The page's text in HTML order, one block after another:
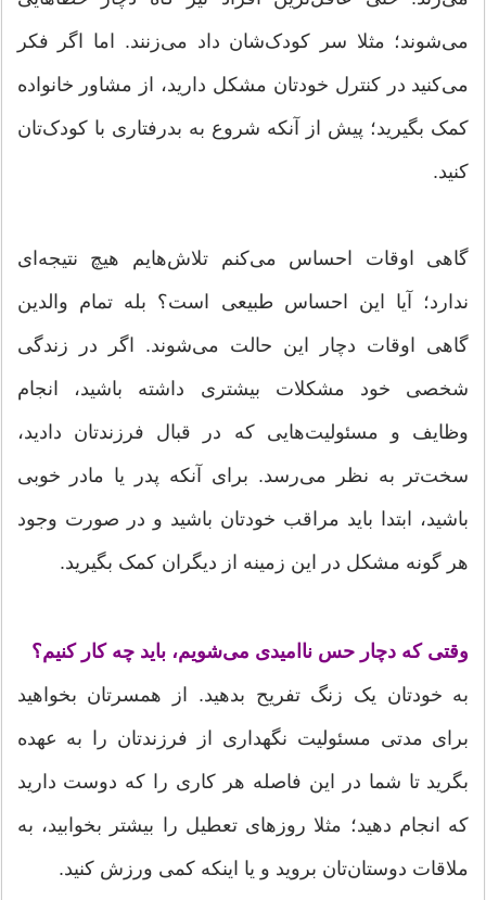
می‌شوند؛ مثلا سر کودک‌شان داد می‌زنند. اما اگر فکر
می‌کنید در کنترل خودتان مشکل دارید، از مشاور خانواده
کمک بگیرید؛ پیش از آنکه شروع به بدرفتاری با کودک‌تان
کنید.
گاهی اوقات احساس می‌کنم تلاش‌هایم هیچ نتیجه‌ای
ندارد؛ آیا این احساس طبیعی است؟ بله تمام والدین
گاهی اوقات دچار این حالت می‌شوند. اگر در زندگی
شخصی خود مشکلات بیشتری داشته باشید، انجام
وظایف و مسئولیت‌هایی که در قبال فرزندتان دادید،
سخت‌تر به نظر می‌رسد. برای آنکه پدر یا مادر خوبی
باشید، ابتدا باید مراقب خودتان باشید و در صورت وجود
هر گونه مشکل در این زمینه از دیگران کمک بگیرید.
وقتی که دچار حس ناامیدی می‌شویم، باید چه کار کنیم؟
به خودتان یک زنگ تفریح بدهید. از همسرتان بخواهید
برای مدتی مسئولیت نگهداری از فرزندتان را به عهده
بگرید تا شما در این فاصله هر کاری را که دوست دارید
که انجام دهید؛ مثلا روزهای تعطیل را بیشتر بخوابید، به
ملاقات دوستان‌تان بروید و یا اینکه کمی ورزش کنید.